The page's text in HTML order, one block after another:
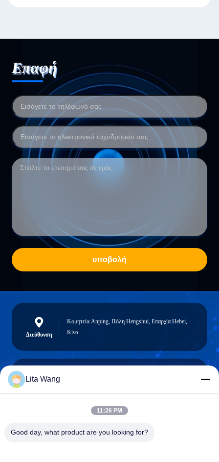
Επαφή
υποβολή
Διεύθυνση
Κομητεία Anping, Πόλη Hengshui, Επαρχία Hebei,
Κίνα
Lita Wang
11:26 PM
Good day, what product are you looking for?